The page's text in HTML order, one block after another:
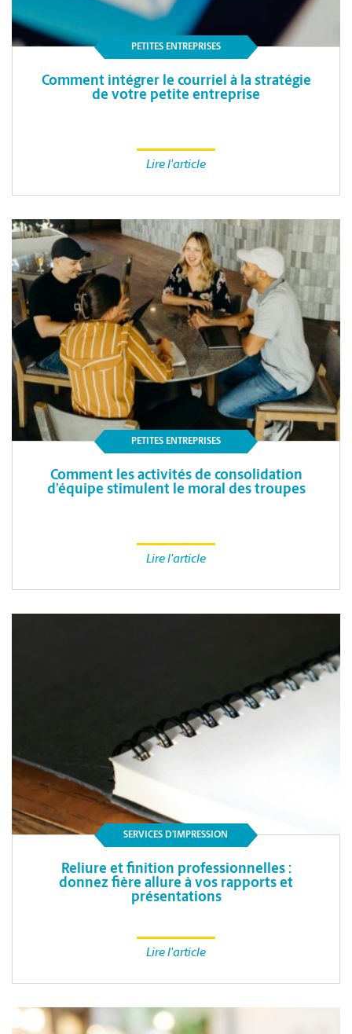
PETITES ENTREPRISES
Comment intégrer le courriel à la stratégie
de votre petite entreprise
Lire l'article
PETITES ENTREPRISES
Comment les activités de consolidation
d’équipe stimulent le moral des troupes
Lire l'article
SERVICES D’IMPRESSION
Reliure et finition professionnelles :
donnez fière allure à vos rapports et
présentations
Lire l'article